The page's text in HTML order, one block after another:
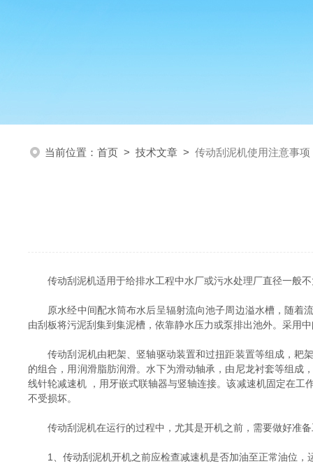
当前位置： 首页 > 技术文章 > 传动刮泥机使用注意事项
传动刮泥机适用于给排水工程中水厂或污水处理厂直径一般
原水经中间配水筒布水后呈辐射流向池子周边溢水槽，随着流
由刮板将污泥刮集到集泥槽，依靠静水压力或泵排出池外。采用
传动刮泥机由耙架、竖轴驱动装置和过扭距装置等组成，耙架
的组合，用润滑脂肪润滑。水下为滑动轴承，由尼龙衬套等组
线针轮减速机 ，用牙嵌式联轴器与竖轴连接。该减速机固定在
不受损坏。
传动刮泥机在运行的过程中，尤其是开机之前，需要做好准备
1、传动刮泥机开机之前应检查减速机是否加油至正常油位，